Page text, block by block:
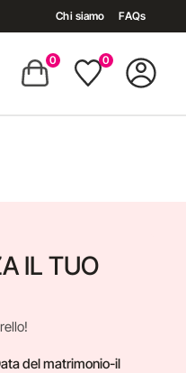
Chi siamo FAQs
0 0
IL TUO
del matrimonio-il